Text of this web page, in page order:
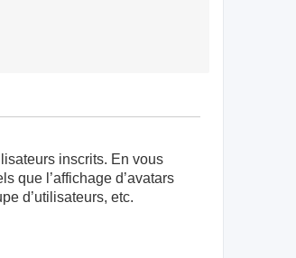
inscrits. En vous
que l’affichage d’avatars
d’utilisateurs, etc.